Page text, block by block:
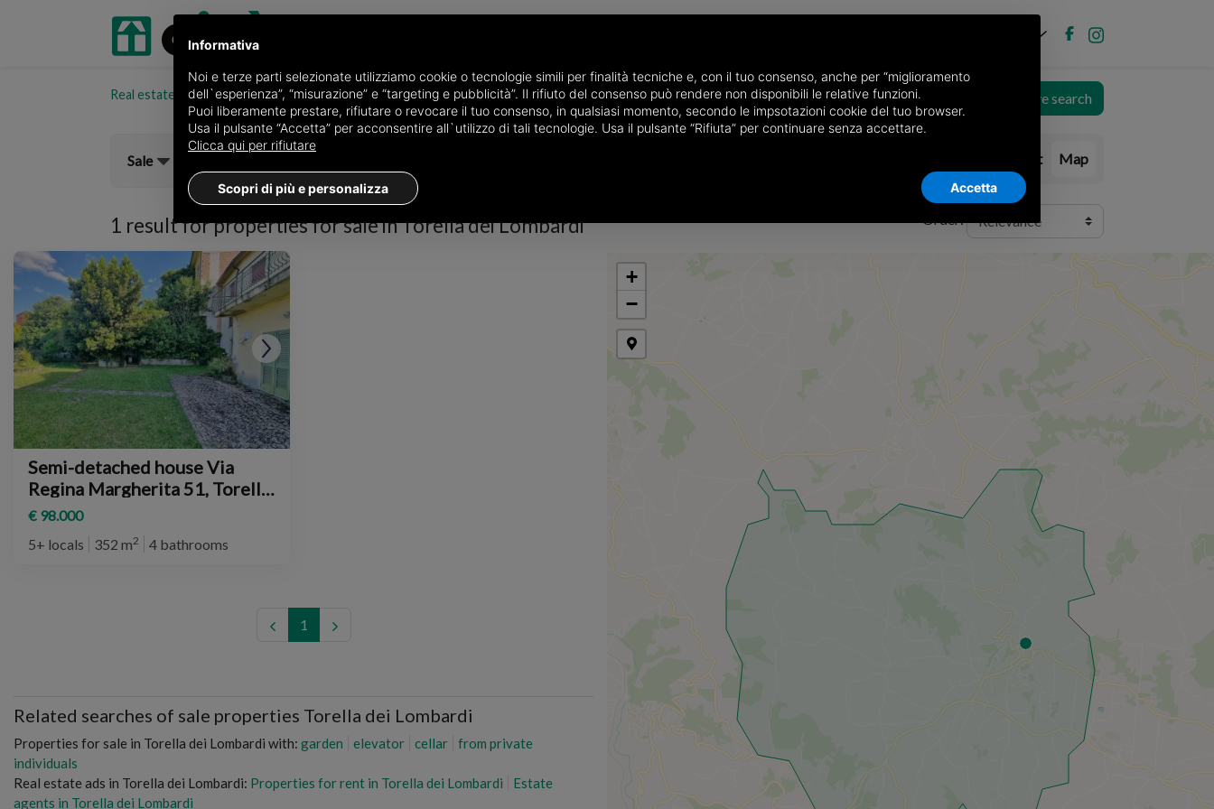
Real estate portal oikia.it Properties for sale in the province of Avellino Properties for sale in Torella dei Lombardi Save search
Sale List Map
1 result forproperties for sale in Torella dei Lombardi Order:
Semi-detached house Via
Regina Margherita 51, Torella
dei Lombardi
€ 98.000
5+ locals
352 m2 4 bathrooms
1
Related searches of sale properties Torella dei Lombardi
Properties for sale in Torella dei Lombardi with: garden elevator cellar
from private
individuals
Real estate ads in Torella dei Lombardi: Properties for rent in Torella dei Lombardi
Estate
agents in Torella dei Lombardi
+
−
Informativa
Noi e terze parti selezionate utilizziamo cookie o tecnologie simili per finalità tecniche e, con il tuo consenso, anche per “miglioramento
dell`esperienza”, “misurazione” e “targeting e pubblicità”. Il rifiuto del consenso può rendere non disponibili le relative funzioni.
Puoi liberamente prestare, rifiutare o revocare il tuo consenso, in qualsiasi momento, secondo le impsotazioni cookie del tuo browser.
Usa il pulsante “Accetta” per acconsentire all`utilizzo di tali tecnologie. Usa il pulsante “Rifiuta” per continuare senza accettare.
Clicca qui per rifiutare
Scopri di più e personalizza Accetta